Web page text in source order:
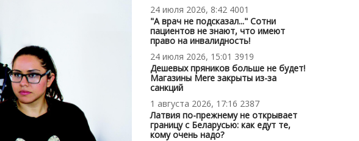
24 июля 2026, 8:42 4001
"А врач не подсказал..." Сотни
пациентов не знают, что имеют
право на инвалидность!
24 июля 2026, 15:01 3919
Дешевых пряников больше не будет!
Магазины Mere закрыты из-за
санкций
1 августа 2026, 17:16 2387
Латвия по-прежнему не открывает
границу с Беларусью: как едут те,
кому очень надо?